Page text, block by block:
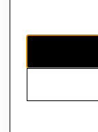
El contenido de
propiedad de H&M